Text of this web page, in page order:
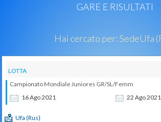
GARE E RISULTATI
Hai cercato per:SedeUfa
LOTTA
16Ago2021 22 Ago2021
Campionato Mondiale Juniores GR/SL/Femm
Ufa (Rus)